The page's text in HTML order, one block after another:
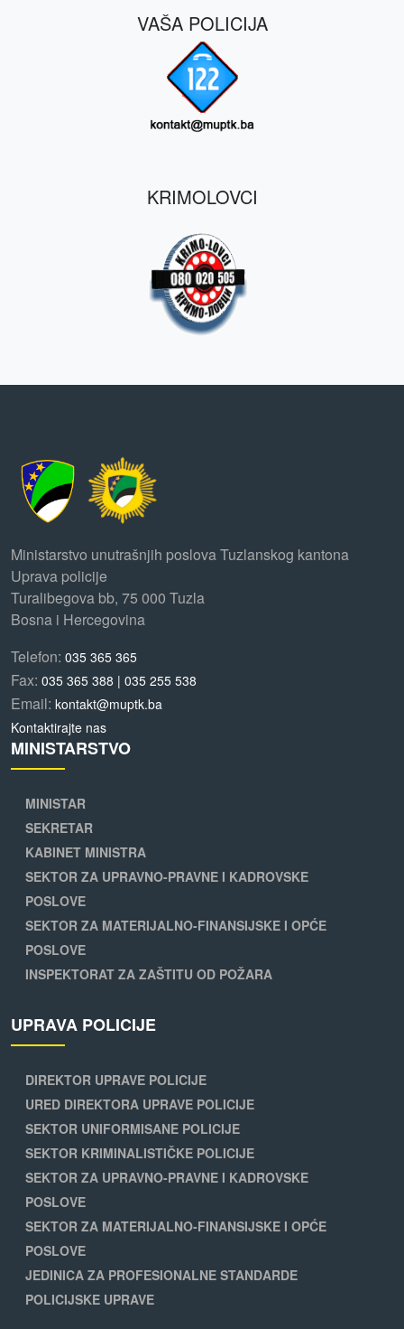
VAŠA POLICIJA
KRIMOLOVCI
Ministarstvo unutrašnjih poslova Tuzlanskog kantona
Uprava policije
Turalibegova bb, 75 000 Tuzla
Bosna i Hercegovina
Telefon: 035 365 365
Fax: 035 365 388 | 035 255 538
Email: kontakt@muptk.ba
Kontaktirajte nas
MINISTARSTVO
MINISTAR
SEKRETAR
KABINET MINISTRA
SEKTOR ZA UPRAVNO-PRAVNE I KADROVSKE
POSLOVE
SEKTOR ZA MATERIJALNO-FINANSIJSKE I OPĆE
POSLOVE
INSPEKTORAT ZA ZAŠTITU OD POŽARA
UPRAVA POLICIJE
DIREKTOR UPRAVE POLICIJE
URED DIREKTORA UPRAVE POLICIJE
SEKTOR UNIFORMISANE POLICIJE
SEKTOR KRIMINALISTIČKE POLICIJE
SEKTOR ZA UPRAVNO-PRAVNE I KADROVSKE
POSLOVE
SEKTOR ZA MATERIJALNO-FINANSIJSKE I OPĆE
POSLOVE
JEDINICA ZA PROFESIONALNE STANDARDE
POLICIJSKE UPRAVE